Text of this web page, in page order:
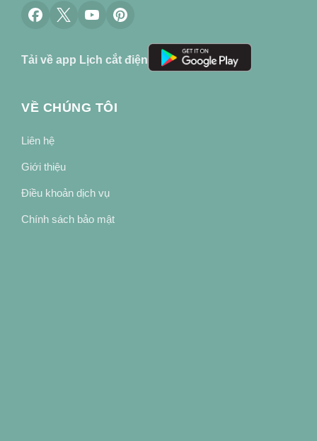
Tải về app Lịch cắt điện
VỀ CHÚNG TÔI
Liên hệ
Giới thiệu
Điều khoản dịch vụ
Chính sách bảo mật